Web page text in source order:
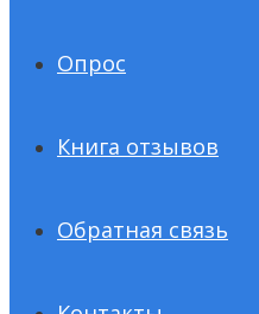
Опрос
Книга отзывов
Обратная связь